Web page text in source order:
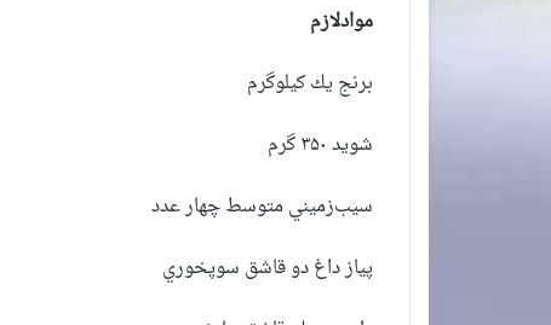
موادلازم
برنج يك كيلوگرم
شويد ۳۵۰ گرم
سيب‌زميني متوسط چهار عدد
پياز داغ دو قاشق سوپخوري